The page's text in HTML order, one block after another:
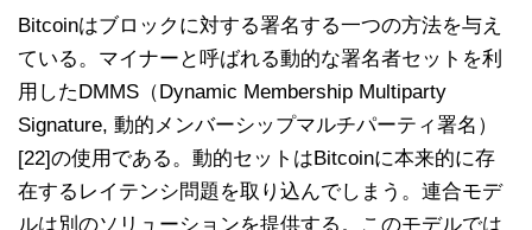
Bitcoinはブロックに対する署名する一つの方法を与え
ている。マイナーと呼ばれる動的な署名者セットを利
用したDMMS（Dynamic Membership Multiparty
Signature, 動的メンバーシップマルチパーティ署名）
[22]の使用である。動的セットはBitcoinに本来的に存
在するレイテンシ問題を取り込んでしまう。連合モデ
ルは別のソリューションを提供する。このモデルでは